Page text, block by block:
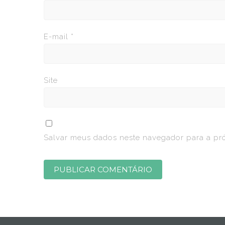
E-mail *
Site
Salvar meus dados neste navegador para a